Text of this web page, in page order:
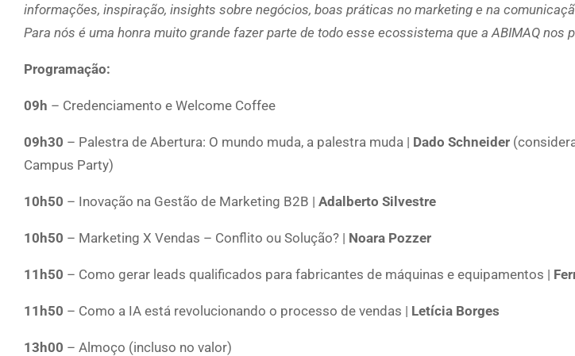
informações, inspiração, insights sobre negócios, boas práticas no marketing e na
Para nós é uma honra muito grande fazer parte de todo esse ecossistema que a ABIMAQ nos
Programação:
09h – Credenciamento e Welcome Coffee
09h30 – Palestra de Abertura: O mundo muda, a palestra muda | Dado Schneider
Campus Party)
10h50 – Inovação na Gestão de Marketing B2B | Adalberto Silvestre
10h50 – Marketing X Vendas – Conflito ou Solução? | Noara Pozzer
11h50 – Como gerar leads qualificados para fabricantes de máquinas e equipamentos |
11h50 – Como a IA está revolucionando o processo de vendas | Letícia Borges
13h00 – Almoço (incluso no valor)